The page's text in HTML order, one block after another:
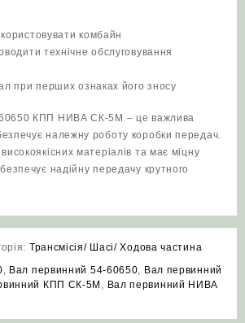
комбайн
технічне обслуговування
при перших ознаках його зносу
КПП НИВА СК-5М – це важлива
належну роботу коробки передач.
матеріалів та має міцну
надійну передачу крутного
Трансмісія/ Шасі/ Ходова частина
, Вал первинний 54-60650, Вал первинний
КПП СК-5М , Вал первинний НИВА